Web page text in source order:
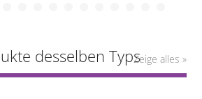
desselben TypsZeige alles »